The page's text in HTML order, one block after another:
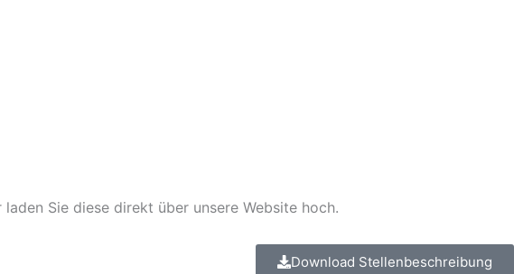
Sie diese direkt über unsere Website hoch.
Download Stellenbeschreibung